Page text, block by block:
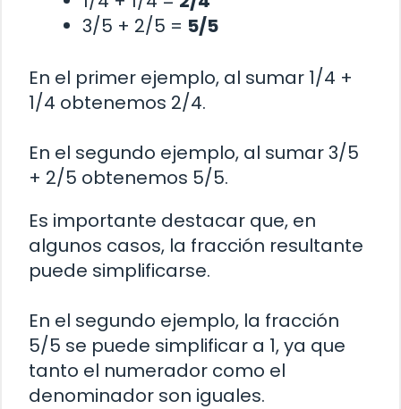
3/5 + 2/5 = 5/5
En el primer ejemplo, al sumar 1/4 +
1/4 obtenemos 2/4.
En el segundo ejemplo, al sumar 3/5
+ 2/5 obtenemos 5/5.
Es importante destacar que, en
algunos casos, la fracción resultante
puede simplificarse.
En el segundo ejemplo, la fracción
5/5 se puede simplificar a 1, ya que
tanto el numerador como el
denominador son iguales.